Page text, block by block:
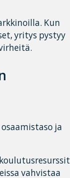
Kun
yritys pystyy
ja
vahvistaa